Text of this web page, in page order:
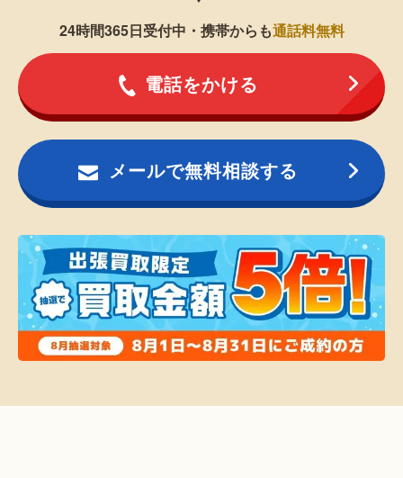
24時間365日受付中・携帯からも通話料無料
電話をかける
メールで無料相談する